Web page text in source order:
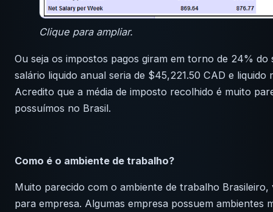
Clique para ampliar.
Ou seja os impostos pagos giram em torno de 24% do
salário liquido anual seria de $45,221.50 CAD e liquido
Acredito que a média de imposto recolhido é muito
possuímos no Brasil.
Como é o ambiente de trabalho?
Muito parecido com o ambiente de trabalho Brasileiro,
para empresa. Algumas empresa possuem ambientes